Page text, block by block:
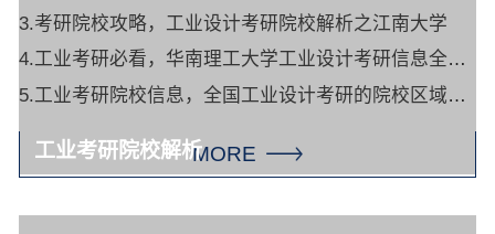
工业考研院校解析
3.考研院校攻略，工业设计考研院校解析之江南大学
4.工业考研必看，华南理工大学工业设计考研信息全面解析
5.工业考研院校信息，全国工业设计考研的院校区域分析与总结
MORE